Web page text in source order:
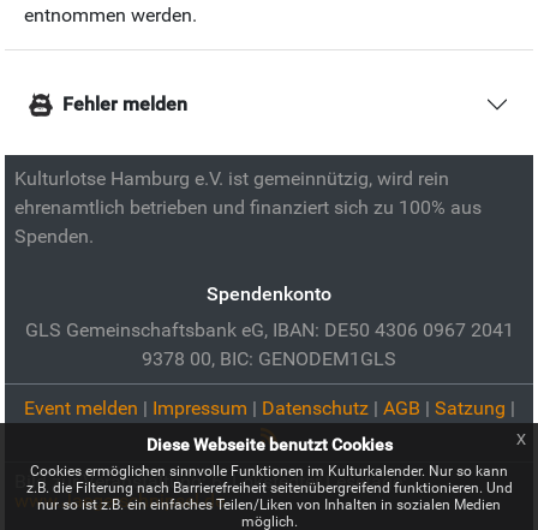
entnommen werden.
Fehler melden
Kulturlotse Hamburg e.V. ist gemeinnützig, wird rein
ehrenamtlich betrieben und finanziert sich zu 100% aus
Spenden.
Spendenkonto
GLS Gemeinschaftsbank eG, IBAN: DE50 4306 0967 2041
9378 00, BIC: GENODEM1GLS
Event melden | Impressum | Datenschutz| AGB | Satzung |
Bild zur Veranstaltung:6. Lokstedter Lesetage:
www.Jaegerschnipsel.de
Diese Webseite benutzt Cookies
Cookies ermöglichen sinnvolle Funktionen im Kulturkalender. Nur so kann
z.B. die Filterung nach Barrierefreiheit seitenübergreifend funktionieren. Und
nur so ist z.B. ein einfaches Teilen/Liken von Inhalten in sozialen Medien
möglich.
x